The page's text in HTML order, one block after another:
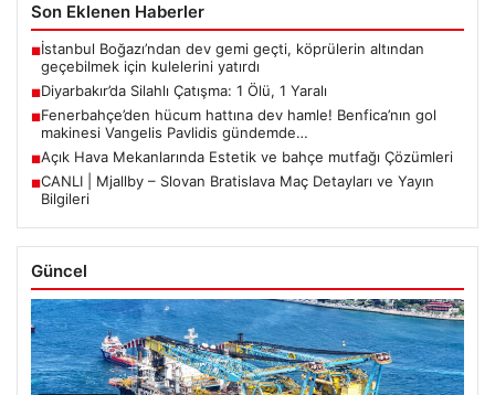
Son Eklenen Haberler
■İstanbul Boğazı’ndan dev gemi geçti, köprülerin altından
geçebilmek için kulelerini yatırdı
■Diyarbakır’da Silahlı Çatışma: 1 Ölü, 1 Yaralı
■Fenerbahçe’den hücum hattına dev hamle! Benfica’nın gol
makinesi Vangelis Pavlidis gündemde…
■Açık Hava Mekanlarında Estetik ve bahçe mutfağı Çözümleri
■CANLI | Mjallby – Slovan Bratislava Maç Detayları ve Yayın
Bilgileri
Güncel